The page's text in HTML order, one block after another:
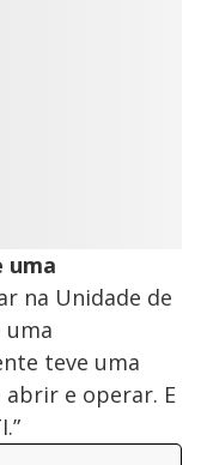
uma
na Unidade de
uma
teve uma
e operar. E